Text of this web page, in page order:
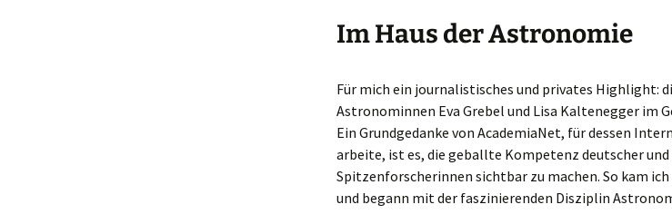
Im Haus der Astronomie
Für mich ein journalistisches und privates Highlight:
Astronominnen Eva Grebel und Lisa Kaltenegger im
Ein Grundgedanke von AcademiaNet, für dessen
arbeite, ist es, die geballte Kompetenz deutscher
Spitzenforscherinnen sichtbar zu machen. So kam
und begann mit der faszinierenden Disziplin